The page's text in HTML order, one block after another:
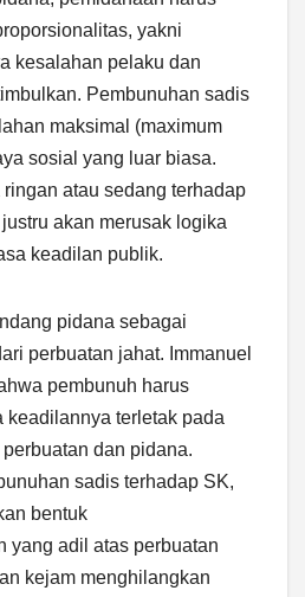
yakni
kesalahan pelaku dan
Pembunuhan sadis
maksimal (maximum
sosial yang luar biasa.
atau sedang terhadap
akan merusak logika
keadilan publik.
pidana sebagai
perbuatan jahat. Immanuel
pembunuh harus
keadilannya terletak pada
dan pidana.
sadis terhadap SK,
bentuk
yang adil atas perbuatan
kejam menghilangkan